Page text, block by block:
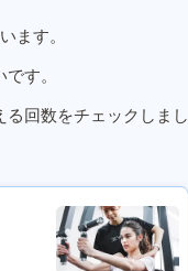
ます。
す。
回数をチェックしまし